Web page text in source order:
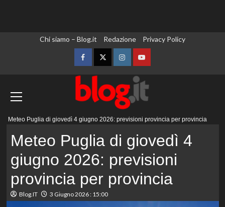
Chi siamo – Blog.it Redazione Privacy Policy
FacebookTwitterInstagramYouTube
Meteo Puglia di giovedì 4 giugno 2026: previsioni provincia per provincia
Meteo Puglia di giovedì 4
giugno 2026: previsioni
provincia per provincia
Blog.IT 3 Giugno 2026 : 15:00